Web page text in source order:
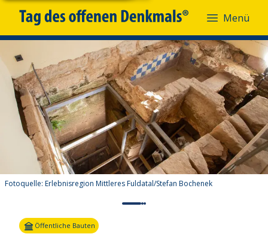
Menü
Fotoquelle: Erlebnisregion Mittleres Fuldatal/Stefan Bochenek
Öffentliche Bauten